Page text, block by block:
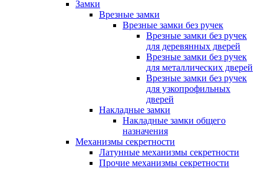
Замки
Врезные замки
Врезные замки без ручек
Врезные замки без ручек
для деревянных дверей
Врезные замки без ручек
для металлических дверей
Врезные замки без ручек
для узкопрофильных
дверей
Накладные замки
Накладные замки общего
назначения
Механизмы секретности
Латунные механизмы секретности
Прочие механизмы секретности